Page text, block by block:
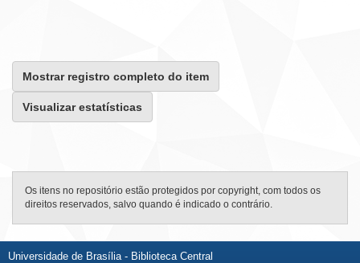
Mostrar registro completo do item
Visualizar estatísticas
Os itens no repositório estão protegidos por copyright, com todos os
direitos reservados, salvo quando é indicado o contrário.
Universidade de Brasília - Biblioteca Central